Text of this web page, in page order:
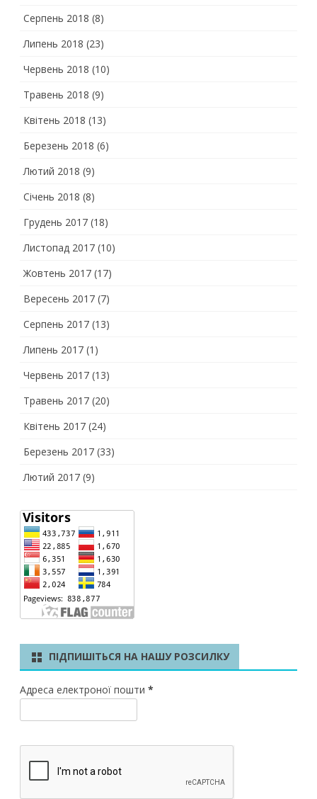
Серпень 2018 (8)
Липень 2018 (23)
Червень 2018 (10)
Травень 2018 (9)
Квітень 2018 (13)
Березень 2018 (6)
Лютий 2018 (9)
Січень 2018 (8)
Грудень 2017 (18)
Листопад 2017 (10)
Жовтень 2017 (17)
Вересень 2017 (7)
Серпень 2017 (13)
Липень 2017 (1)
Червень 2017 (13)
Травень 2017 (20)
Квітень 2017 (24)
Березень 2017 (33)
Лютий 2017 (9)
ПІДПИШІТЬСЯ НА НАШУ РОЗСИЛКУ
Адреса електроної пошти *